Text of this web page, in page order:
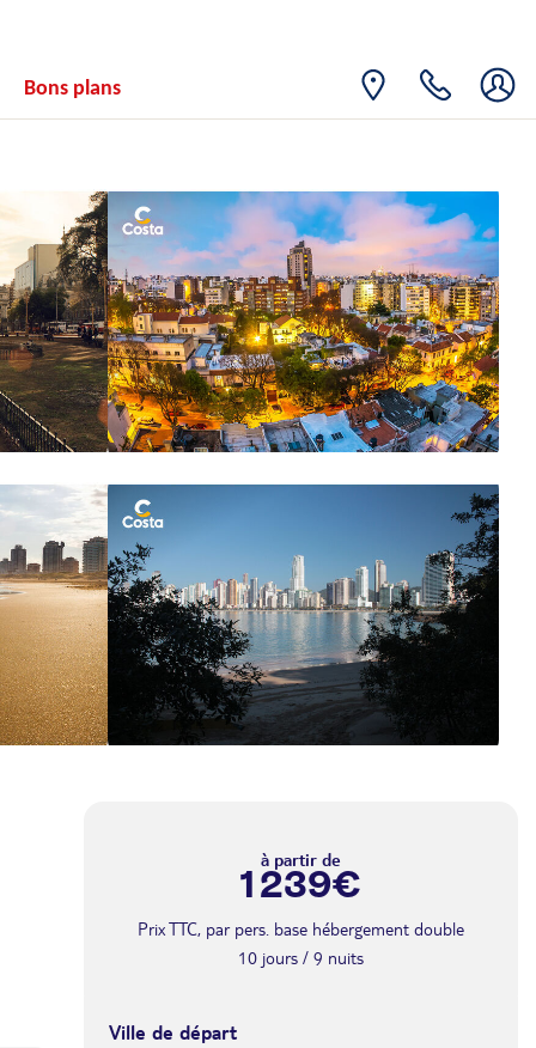
Bons plans
à partir de
1 239€
Prix TTC, par pers. base hébergement double
10 jours / 9 nuits
Ville de départ